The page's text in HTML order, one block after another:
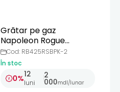
Grătar pe gaz
Napoleon Rogue
425RSB, cu aragaz
Cod: RB425RSBPK-2
În stoc
0%12
luni
2
000mdl/lunar